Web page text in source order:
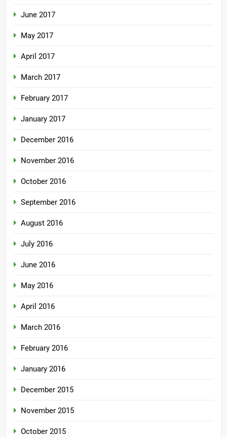
June 2017
May 2017
April 2017
March 2017
February 2017
January 2017
December 2016
November 2016
October 2016
September 2016
August 2016
July 2016
June 2016
May 2016
April 2016
March 2016
February 2016
January 2016
December 2015
November 2015
October 2015